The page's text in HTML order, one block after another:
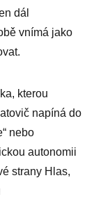
dál
vnímá jako
kterou
napíná do
nebo
autonomii
strany Hlas,